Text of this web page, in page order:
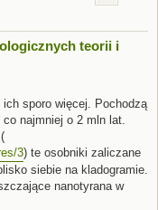
teorii i
ich sporo więcej. Pochodzą
najmniej o 2 mln lat.
3) te osobniki zaliczane
siebie na kladogramie.
nanotyrana w